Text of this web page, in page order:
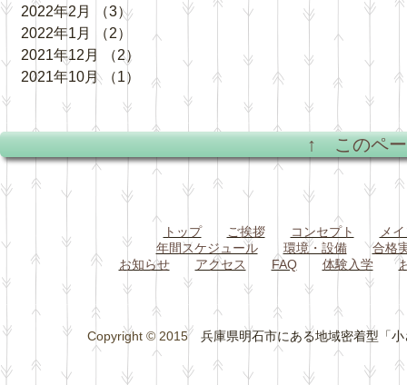
2022年2月
（3）3件の記事
2022年1月
（2）
2件の記事
2021年12月
（2）
2021年10月
（1） 1件の記事
↑ このペ
トップ ご挨拶 コンセプト
メ
年間スケジュール
環境・設備
合格
お知らせ
アクセス FAQ 体験入学
Copyright © 2015 兵庫県明石市にある地域密着型「